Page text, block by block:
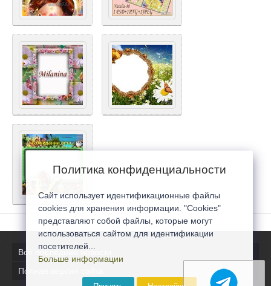
Все последние новости
Полная версия сайта
Политика конфиденциальности
Сайт использует идентификационные файлы
cookies для хранения информации. "Cookies"
представляют собой файлы, которые могут
использоваться сайтом для идентификации
посетителей...
Больше информации